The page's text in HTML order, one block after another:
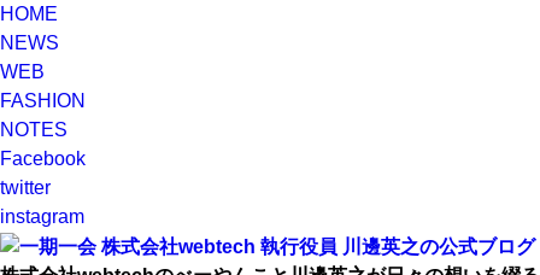
HOME
NEWS
WEB
FASHION
NOTES
Facebook
twitter
instagram